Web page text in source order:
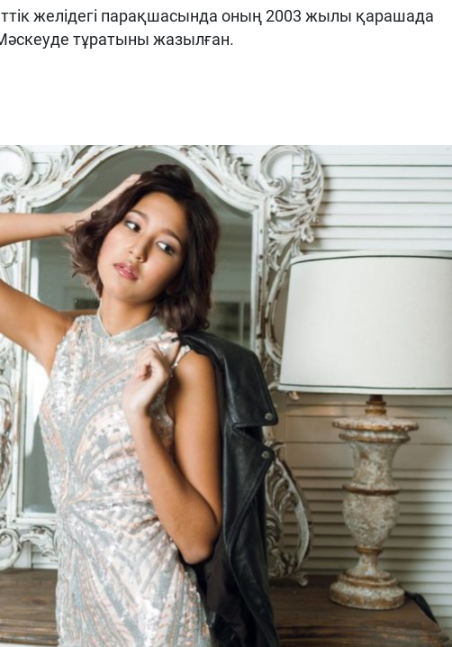
желідегі парақшасында оның 2003 жылы қарашада
тұратыны жазылған.